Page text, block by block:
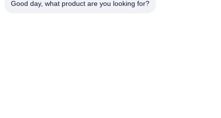
Good day, what product are you looking for?